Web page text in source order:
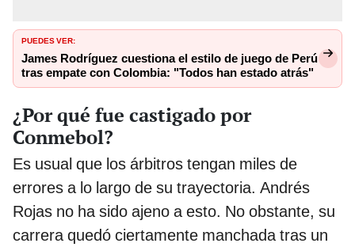
PUEDES VER:
James Rodríguez cuestiona el estilo de juego de Perú
tras empate con Colombia: "Todos han estado atrás"
¿Por qué fue castigado por
Conmebol?
Es usual que los árbitros tengan miles de
errores a lo largo de su trayectoria. Andrés
Rojas no ha sido ajeno a esto. No obstante, su
carrera quedó ciertamente manchada tras un